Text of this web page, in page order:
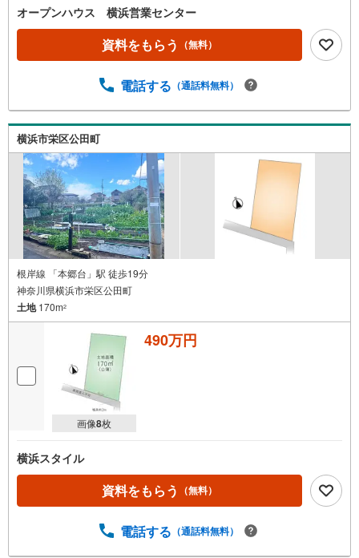
軽にご連絡ください！現地を見学される場合は「室内・現
地を見学する（無料）」ボタンよりご希望の日時をご記入
いただけますとスムーズにご案内が可能です。◎現地のご
案内について・平日や夜遅い時間帯もご案内が可能 ※定休
いたします。・車でご自宅や最寄り駅等、ご指定の場所ま
◎個別FP相談会 無料物件のご紹介だけでなく住宅ロー
ン・資金のご相談、まずは家探しについて話を聞きたいと
いう方も大歓迎です！年間8000棟以上の限定物件を発表し
ているオープンハウスだから出会える物件が多数ございま
す。ぜひお気軽にご連絡・ご相談ください！※限定物件:当
社のみ、もしくは当社を含めた数社でのみご紹介可能なオ
ープンハウス・ディベロップメントの物件
オープンハウス 横浜営業センター
資料をもらう （無料）
電話する （通話料無料）
横浜市栄区公田町
根岸線 「本郷台」駅 徒歩19分
神奈川県横浜市栄区公田町
土地170m2
画像8枚
490万円
横浜スタイル
資料をもらう （無料）
電話する （通話料無料）